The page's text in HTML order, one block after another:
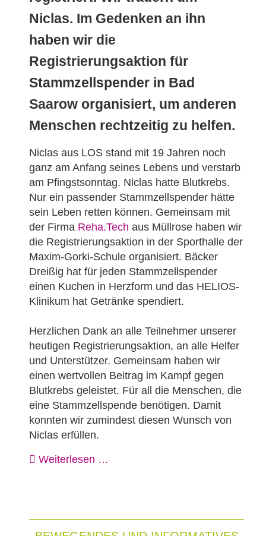
Niclas. Im Gedenken an ihn
haben wir die
Registrierungsaktion für
Stammzellspender in Bad
Saarow organisiert, um anderen
Menschen rechtzeitig zu helfen.
Niclas aus LOS stand mit 19 Jahren noch
ganz am Anfang seines Lebens und verstarb
am Pfingstsonntag. Niclas hatte Blutkrebs.
Nur ein passender Stammzellspender hätte
sein Leben retten können. Gemeinsam mit
der Firma Reha.Tech aus Müllrose haben wir
die Registrierungsaktion in der Sporthalle der
Maxim-Gorki-Schule organisiert. Bäcker
Dreißig hat für jeden Stammzellspender
einen Kuchen in Herzform und das HELIOS-
Klinikum hat Getränke spendiert.
Herzlichen Dank an alle Teilnehmer unserer
heutigen Registrierungsaktion, an alle Helfer
und Unterstützer. Gemeinsam haben wir
einen wertvollen Beitrag im Kampf gegen
Blutkrebs geleistet. Für all die Menschen, die
eine Stammzellspende benötigen. Damit
konnten wir zumindest diesen Wunsch von
Niclas erfüllen.
Weiterlesen …